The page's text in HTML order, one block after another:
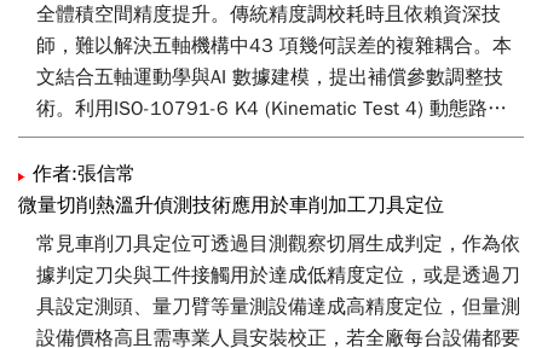
全體積空間精度提升。傳統精度調校耗時且依賴資深技
師，難以解決五軸機構中43 項幾何誤差的複雜耦合。本
文結合五軸運動學與AI 數據建模，提出補償參數調整技
術。利用ISO-10791-6 K4 (Kinematic Test 4) 動態路徑
測試和雷射量測儀，採集刀具中心點動態誤差數據與控制
器機械座標。建立物理導引AI 模型，聚焦優化四項旋轉軸
機構鏈誤差參數，包含XOC（X 軸對C 軸的偏心誤差，X-
coordinate of Origin of C-axis）、YOC（Y 軸對C 軸的偏
心誤差，Y-coordinate of Origin of C-axis）、YOA（Y軸
對A軸的偏心誤差，Y-coordinate of Origin of A-axis）、
ZOA（Z軸對A 軸的偏心誤差，Z-coordinate of Origin of
作者:張信常
微量切削熱溫升偵測技術應用於車削加工刀具定位
常見車削刀具定位可透過目測觀察切屑生成判定，作為依
據判定刀尖與工件接觸用於達成低精度定位，或是透過刀
具設定測頭、量刀臂等量測設備達成高精度定位，但量測
設備價格高且需專業人員安裝校正，若全廠每台設備都要